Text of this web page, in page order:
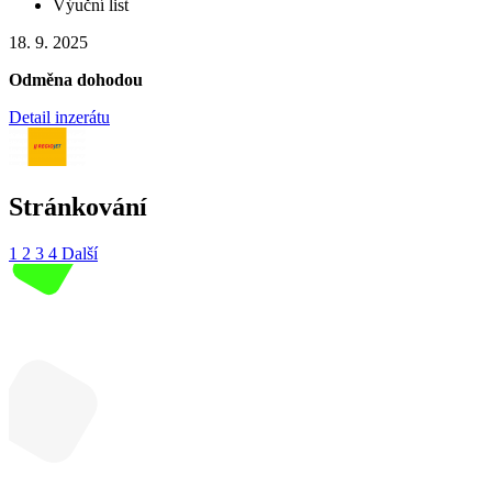
Výuční list
18. 9. 2025
Odměna dohodou
Detail inzerátu
Stránkování
1 2 3 4 Další